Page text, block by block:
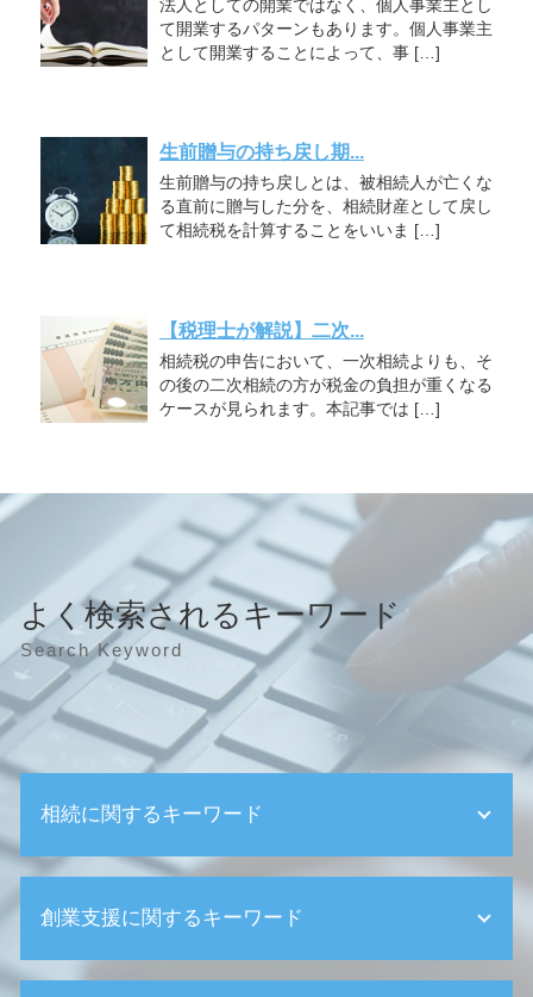
法人としての開業ではなく、個人事業主とし
て開業するパターンもあります。個人事業主
として開業することによって、事 […]
生前贈与の持ち戻し期...
生前贈与の持ち戻しとは、被相続人が亡くな
る直前に贈与した分を、相続財産として戻し
て相続税を計算することをいいま […]
【税理士が解説】二次...
相続税の申告において、一次相続よりも、そ
の後の二次相続の方が税金の負担が重くなる
ケースが見られます。本記事では […]
よく検索されるキーワード
Search Keyword
相続に関するキーワード
相続 売れない土地
事後対策
創業支援に関するキーワード